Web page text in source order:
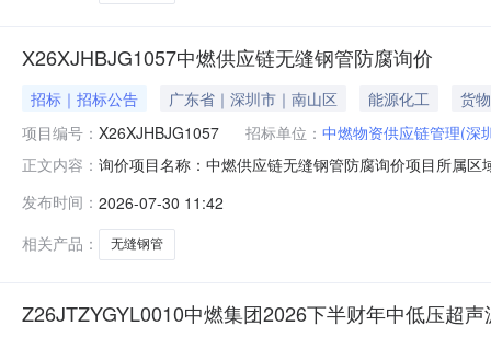
X26XJHBJG1057中燃供应链无缝钢管防腐询价
招标｜招标公告 广东省｜深圳市｜南山区 能源化工
货物
项目编号： X26XJHBJG1057 招标单位： 中燃物资供应链管理(深
正文内容： 询价项目名称：中燃供应链无缝钢管防腐询价项目所属
格材质品牌/原产地技术要求/执行标准证书是否提供分项
发布时间： 2026-07-30 11:42
相关产品：
无缝钢管
Z26JTZYGYL0010中燃集团2026下半财年中低压超